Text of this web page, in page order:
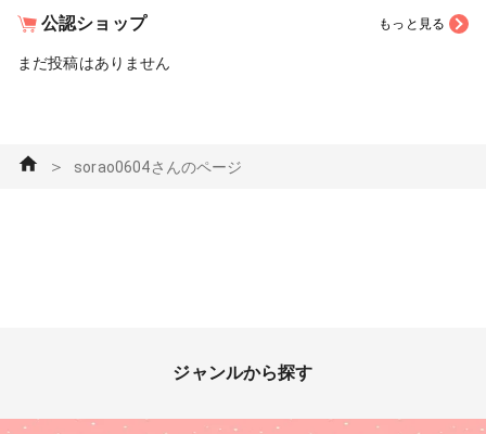
公認ショップ もっと見る
まだ投稿はありません
＞ sorao0604さんのページ
ジャンルから探す